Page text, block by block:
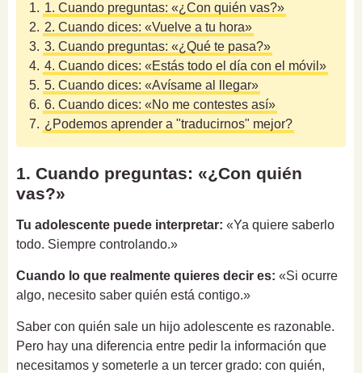
1. 1. Cuando preguntas: «¿Con quién vas?»
2. 2. Cuando dices: «Vuelve a tu hora»
3. 3. Cuando preguntas: «¿Qué te pasa?»
4. 4. Cuando dices: «Estás todo el día con el móvil»
5. 5. Cuando dices: «Avísame al llegar»
6. 6. Cuando dices: «No me contestes así»
7. ¿Podemos aprender a "traducirnos" mejor?
1. Cuando preguntas: «¿Con quién
vas?»
Tu adolescente puede interpretar: «Ya quiere saberlo
todo. Siempre controlando.»
Cuando lo que realmente quieres decir es: «Si ocurre
algo, necesito saber quién está contigo.»
Saber con quién sale un hijo adolescente es razonable.
Pero hay una diferencia entre pedir la información que
necesitamos y someterle a un tercer grado: con quién,